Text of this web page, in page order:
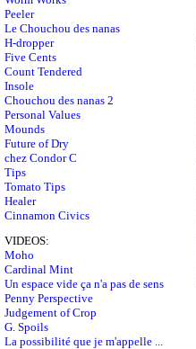
Peeler
Le Chouchou des nanas
H-dropper
Five Cents
Count Tendered
Insole
Chouchou des nanas 2
Personal Values
Mounds
Future of Dry
chez Condor C
Tips
Tomato Tips
Healer
Cinnamon Civics
VIDEOS:
Moho
Cardinal Mint
Un espace vide ça n'a pas de sens
Penny Perspective
Judgement of Crop
G. Spoils
La possibilité que je m'appelle ...